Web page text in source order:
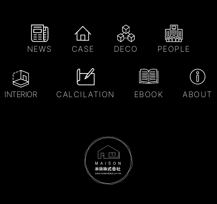
NEWS CASE DECO PEOPLE
INTERIOR CALCILATION EBOOK ABOUT